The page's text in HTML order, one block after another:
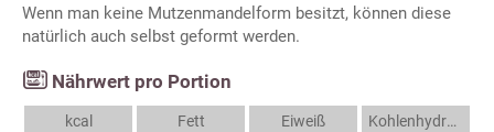
Wenn man keine Mutzenmandelform besitzt, können diese
natürlich auch selbst geformt werden.
Nährwert pro Portion
kcal
Fett
Eiweiß
Kohlenhydrate